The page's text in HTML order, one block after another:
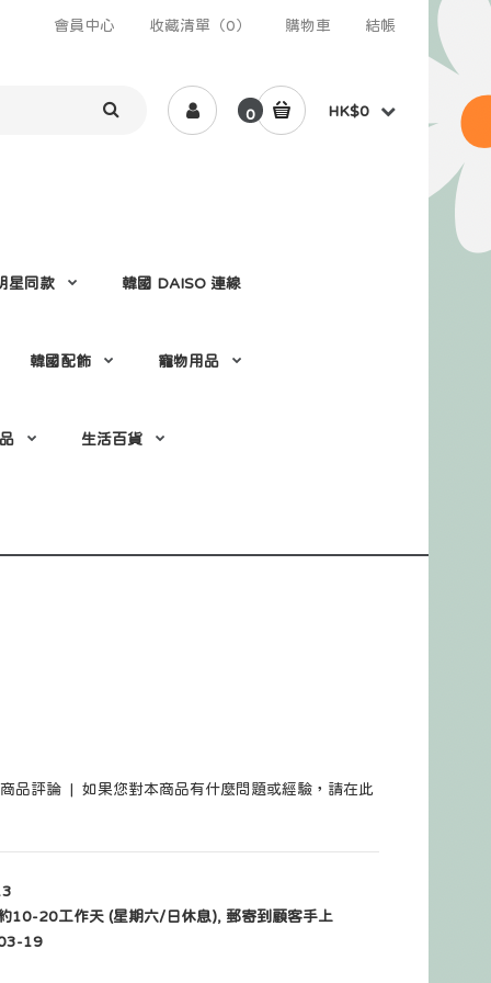
會員中心 收藏清單（0） 購物車 結帳
0 HK$0
星同款 韓國 DAISO 連線
韓國配飾 寵物用品
生活百貨
品評論 如果您對本商品有什麼問題或經驗，請在此
10-20工作天 (星期六/日休息), 郵寄到顧客手上
19